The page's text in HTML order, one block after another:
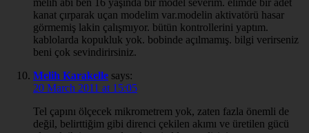
kanat çırparak uçan modelim var.modelin aktivatörü hasar
görmemiş lakin çalışmıyor. bütün kontrollerini yaptım.
kablolarda kopukluk yok. bobinde açılmamış. bilgi verirseniz
beni çok sevindirirsiniz.
Melih Karakelle says:
20 March 2011 at 15:05
Tel çapını ölçecek mikrometrem yok, zaten fazla önemli de
değil, belirttiğim gibi direnci çekilen akımı ve üretilen gücü